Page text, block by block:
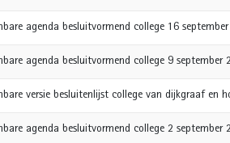
agenda besluitvormend college 16
agenda besluitvormend college 9 september
versie besluitenlijst college van dijkgraaf en
agenda besluitvormend college 2 september